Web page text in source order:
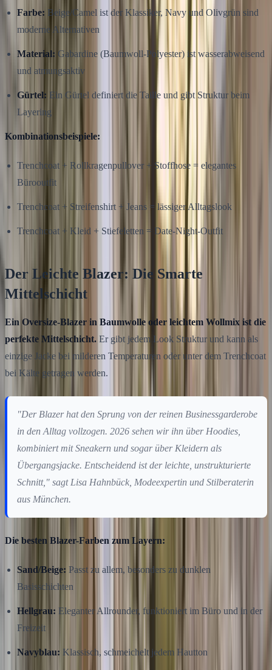
Farbe: Beige/Camel ist der Klassiker, Navy und Olivgrün sind
moderne Alternativen
Material: Gabardine (Baumwoll-Polyester) ist wasserabweisend
und atmungsaktiv
Gürtel: Ein Gürtel definiert die Taille und gibt Struktur beim
Layering
Kombinationsbeispiele:
Trenchcoat + Rollkragenpullover + Stoffhose = elegantes
Bürooutfit
Trenchcoat + Streifenshirt + Jeans = lässiger Alltagslook
Trenchcoat + Kleid + Stiefeletten = Date-Night-Outfit
Der Leichte Blazer: Die Smarte
Mittelschicht
Ein Oversize-Blazer in Baumwolle oder leichtem Wollmix ist die
perfekte Mittelschicht. Er gibt jedem Look Struktur und kann als
einzige Jacke bei milderen Temperaturen oder unter dem Trenchcoat
bei Kälte getragen werden.
"Der Blazer hat den Sprung von der reinen Businessgarderobe
in den Alltag vollzogen. 2026 sehen wir ihn über Hoodies,
kombiniert mit Sneakern und sogar über Kleidern als
Übergangsjacke. Entscheidend ist der leichte, unstrukturierte
Schnitt," sagt Lisa Hahnbück, Modeexpertin und Stilberaterin
aus München.
Die besten Blazer-Farben zum Layern:
Sand/Beige: Passt zu allem, besonders zu dunklen
Basisschichten
Hellgrau: Eleganter Allrounder, funktioniert im Büro und in der
Freizeit
Navyblau: Klassisch, schmeichelt jedem Hautton